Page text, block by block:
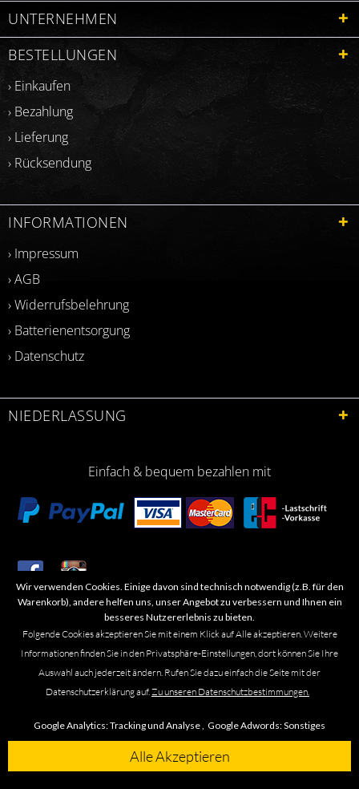
UNTERNEHMEN
BESTELLUNGEN
› Einkaufen
› Bezahlung
› Lieferung
› Rücksendung
INFORMATIONEN
› Impressum
› AGB
› Widerrufsbelehrung
› Batterienentsorgung
› Datenschutz
NIEDERLASSUNG
Einfach & bequem bezahlen mit
​Letzte Aktualisierung: 06.2026
Marken- oder Warenzeichen werden in der Regel nicht als solche kenntlich
gemacht. Das Fehlen einer solchen Kennzeichnung bedeutet nicht, dass es
handelt. Alle genannten Marken, Logos, Symbole, Bilder, Designs, Produkt-
und Unternehmensbezeichnungen sind Urheber-, Marken- und
Designrechte des jeweiligen Eigentümers. Die Marke Omega führen wir
Wir verwenden Cookies. Einige davon sind technisch notwendig (z.B. für den
Warenkorb), andere helfen uns, unser Angebot zu verbessern und Ihnen ein
besseres Nutzererlebnis zu bieten.
Folgende Cookies akzeptieren Sie mit einem Klick auf Alle akzeptieren. Weitere
Informationen finden Sie in den Privatsphäre-Einstellungen, dort können Sie Ihre
Auswahl auch jederzeit ändern. Rufen Sie dazu einfach die Seite mit der
Datenschutzerklärung auf.Zu unseren Datenschutzbestimmungen.
Google Analytics:Tracking und Analyse , Google Adwords:Sonstiges
Alle Akzeptieren